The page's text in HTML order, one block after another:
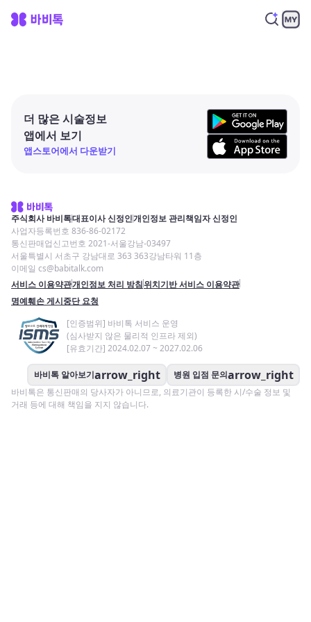
더 많은 시술정보
앱에서 보기
앱스토어에서 다운받기
주식회사 바비톡대표이사 신정인개인정보 관리책임자 신정인
사업자등록번호 836-86-02172
통신판매업신고번호 2021-서울강남-03497
서울특별시 서초구 강남대로 363 363강남타워 11층
이메일 cs@babitalk.com
서비스 이용약관개인정보 처리 방침위치기반 서비스 이용약관
명예훼손 게시중단 요청
[인증범위] 바비톡 서비스 운영
(심사받지 않은 물리적 인프라 제외)
[유효기간] 2024.02.07 ~ 2027.02.06
바비톡 알아보기arrow_right 병원 입점 문의arrow_right
바비톡은 통신판매의 당사자가 아니므로, 의료기관이 등록한 시/수술 정보 및
거래 등에 대해 책임을 지지 않습니다.